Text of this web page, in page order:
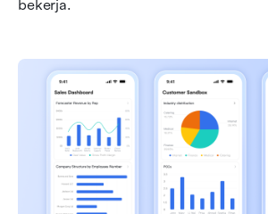
bekerja.